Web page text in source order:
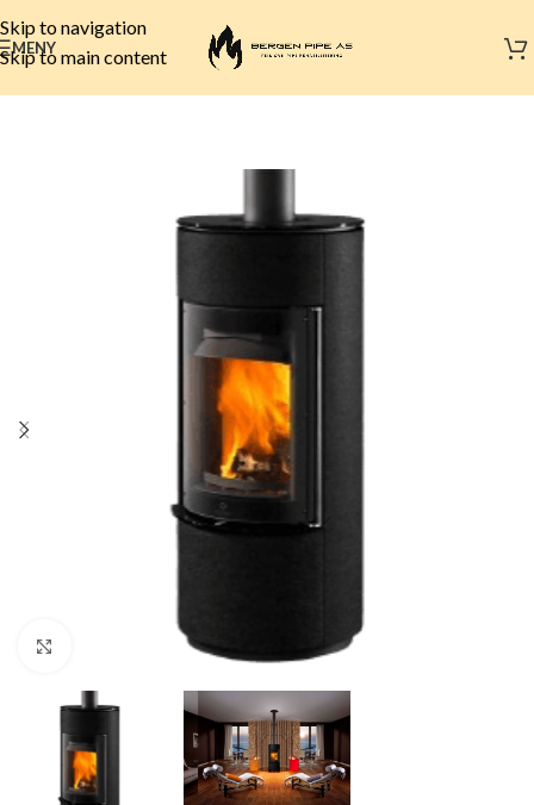
Skip to navigation
Skip to main content
MENY
Click to enlarge